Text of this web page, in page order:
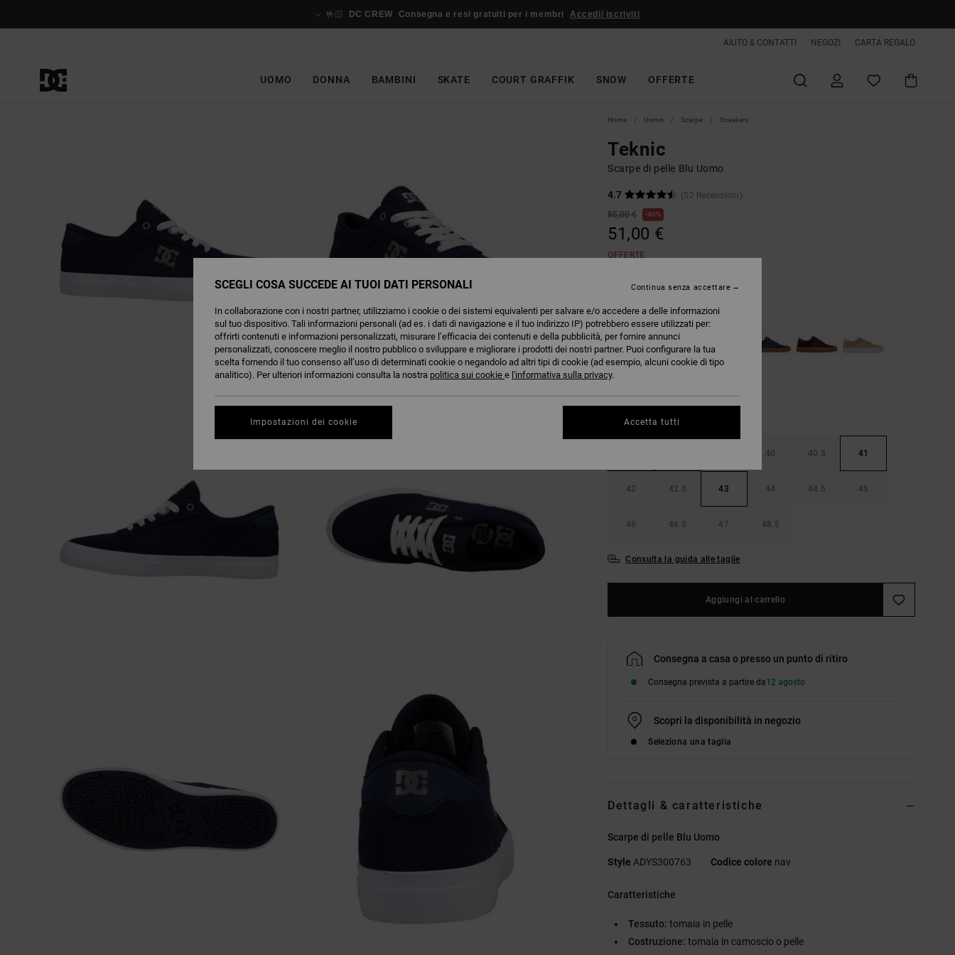
🤟🏻 DC CREW Consegna e resi gratuiti per i membri Accedi/ iscriviti
AIUTO & CONTATTI NEGOZI CARTA REGALO
UOMO DONNA BAMBINI SKATE COURT GRAFFIK SNOW OFFERTE
Home Uomo Scarpe Sneakers
Teknic
Scarpe di pelle Blu Uomo
4.7
(52 Recensioni)
85,00 €
40%
51,00 €
OFFERTE
40 40.5 41
42 42.5 43 44 44.5 45
46 46.5 47 48.5
Consulta la guida alle taglie
Aggiungi al carrello
Consegna a casa o presso un punto di ritiro
Consegna prevista a partire da12 agosto
Scopri la disponibilità in negozio
Seleziona una taglia
Dettagli & caratteristiche
Scarpe di pelle Blu Uomo
Style ADYS300763 Codice colore nav
Caratteristiche
Tessuto: tomaia in pelle
Costruzione: tomaia in camoscio o pelle
SCEGLI COSA SUCCEDE AI TUOI DATI PERSONALI
In collaborazione con i nostri partner, utilizziamo i cookie o dei sistemi equivalenti per salvare e/o accedere a delle informazioni
sul tuo dispositivo. Tali informazioni personali (ad es. i dati di navigazione e il tuo indirizzo IP) potrebbero essere utilizzati per:
offrirti contenuti e informazioni personalizzati, misurare l’efficacia dei contenuti e della pubblicità, per fornire annunci
personalizzati, conoscere meglio il nostro pubblico o sviluppare e migliorare i prodotti dei nostri partner. Puoi configurare la tua
scelta fornendo il tuo consenso all’uso di determinati cookie o negandolo ad altri tipi di cookie (ad esempio, alcuni cookie di tipo
analitico). Per ulteriori informazioni consulta la nostra politica sui cookie e l'informativa sulla privacy.
Impostazioni dei cookie
Continua senza accettare
Accetta tutti